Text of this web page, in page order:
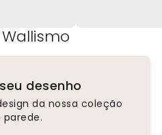
desenho
da nossa coleção